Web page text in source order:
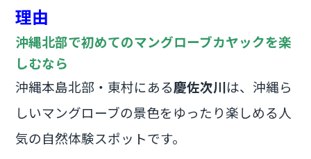
e
b
o
o
k
理由
沖縄北部で初めてのマングローブカヤックを楽
しむなら
沖縄本島北部・東村にある慶佐次川は、沖縄ら
しいマングローブの景色をゆったり楽しめる人
気の自然体験スポットです。